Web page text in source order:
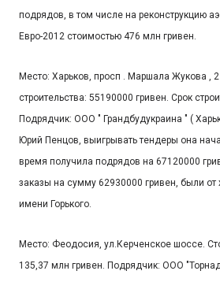
подрядов, в том числе на реконструкцию
Евро-2012 стоимостью 476 млн гривен.
Место: Харьков, просп . Маршала Жукова ,
строительства: 55190000 гривен. Срок
Подрядчик: ООО " Грандбудукраина " (
Юрий Пенцов, выигрывать тендеры она
время получила подрядов на 67120000
заказы на сумму 62930000 гривен, были от
имени Горького.
Место: Феодосия, ул.Керченское шоссе.
135,37 млн гривен. Подрядчик: ООО